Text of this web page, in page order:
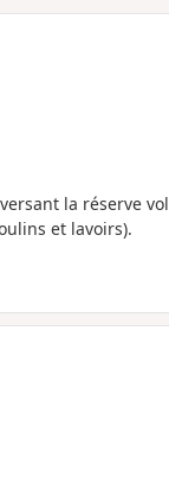
la réserve
et lavoirs).